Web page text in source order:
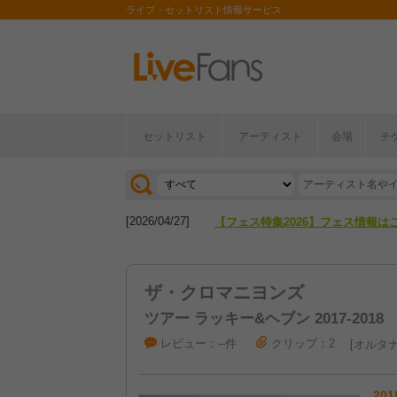
ライブ・セットリスト情報サービス
セットリスト アーティスト 会場 チ
[2026/07/28] 【ライブ動員ランキング】2026年
[2026/04/27] 【フェス特集2026】フェス情報は
ザ・クロマニヨンズ
ツアー ラッキー&ヘブン 2017-2018
レビュー：--件 クリップ：2 オルタ